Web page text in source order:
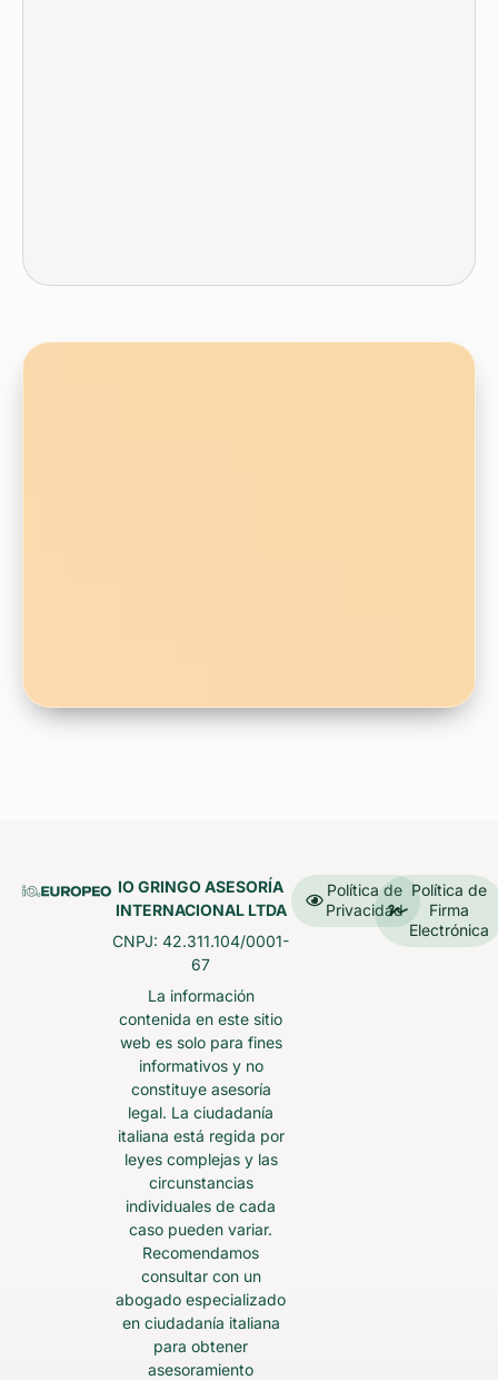
IO GRINGO ASESORÍA
INTERNACIONAL LTDA
CNPJ: 42.311.104/0001-
67
La información
contenida en este sitio
web es solo para fines
informativos y no
constituye asesoría
legal. La ciudadanía
italiana está regida por
leyes complejas y las
circunstancias
individuales de cada
caso pueden variar.
Recomendamos
consultar con un
abogado especializado
en ciudadanía italiana
para obtener
asesoramiento
Política de
Privacidad
Política de
Firma
Electrónica